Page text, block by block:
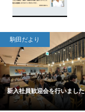
駒田だより
新入社員歓迎会を行いました